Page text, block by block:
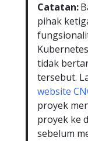
Catatan:
pihak
tidak
tersebut.
website
proyek
proyek ke
sebelum